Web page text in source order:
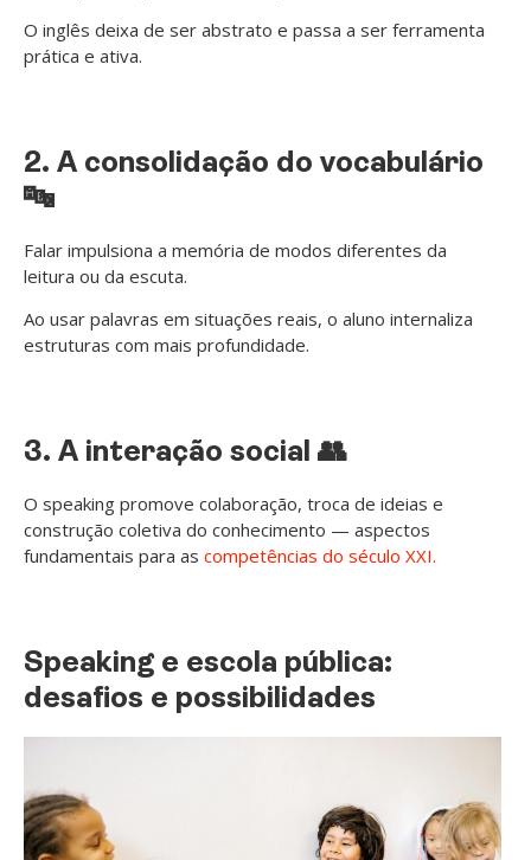
O inglês deixa de ser abstrato e passa a ser ferramenta
prática e ativa.
2. A consolidação do vocabulário
🔤
Falar impulsiona a memória de modos diferentes da
leitura ou da escuta.
Ao usar palavras em situações reais, o aluno internaliza
estruturas com mais profundidade.
3. A interação social 👥
O speaking promove colaboração, troca de ideias e
construção coletiva do conhecimento — aspectos
fundamentais para as competências do século XXI.
Speaking e escola pública:
desafios e possibilidades